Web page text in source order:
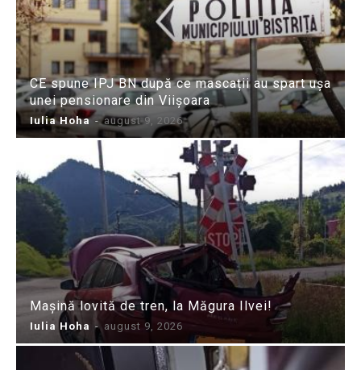
CE spune IPJ BN după ce mascații au spart ușa
unei pensionare din Viișoara
Iulia Hoha - august 9, 2026
Mașină lovită de tren, la Măgura Ilvei!
Iulia Hoha - august 9, 2026